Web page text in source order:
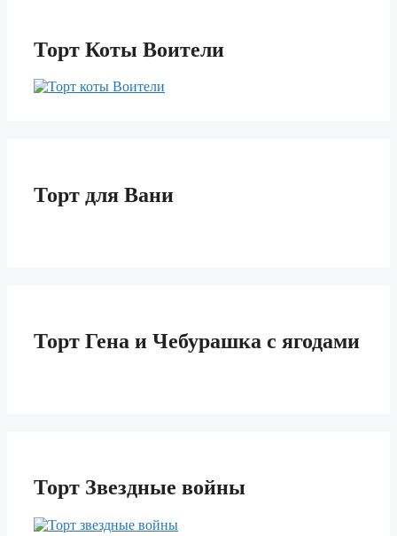
Торт Коты Воители
Торт для Вани
Торт Гена и Чебурашка с ягодами
Торт Звездные войны